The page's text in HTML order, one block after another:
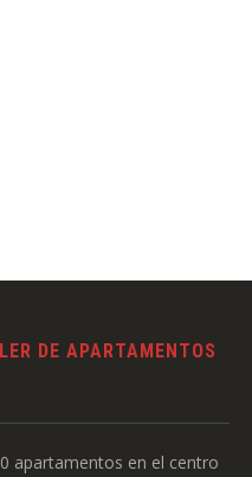
DE APARTAMENTOS
apartamentos en el centro